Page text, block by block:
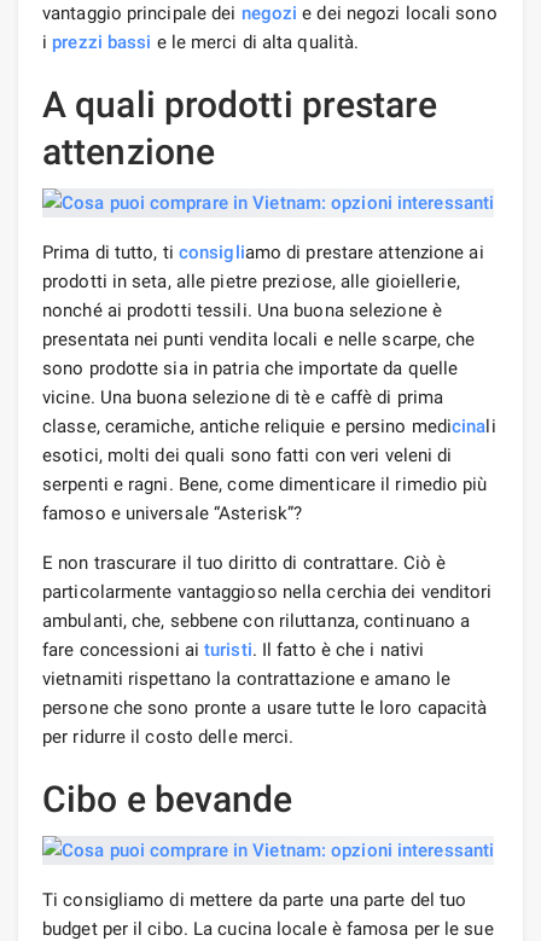
vantaggio principale dei negozi e dei negozi locali sono
i prezzi bassi e le merci di alta qualità.
A quali prodotti prestare
attenzione
Prima di tutto, ti consigliamo di prestare attenzione ai
prodotti in seta, alle pietre preziose, alle gioiellerie,
nonché ai prodotti tessili. Una buona selezione è
presentata nei punti vendita locali e nelle scarpe, che
sono prodotte sia in patria che importate da quelle
vicine. Una buona selezione di tè e caffè di prima
classe, ceramiche, antiche reliquie e persino medicinali
esotici, molti dei quali sono fatti con veri veleni di
serpenti e ragni. Bene, come dimenticare il rimedio più
famoso e universale “Asterisk”?
E non trascurare il tuo diritto di contrattare. Ciò è
particolarmente vantaggioso nella cerchia dei venditori
ambulanti, che, sebbene con riluttanza, continuano a
fare concessioni ai turisti. Il fatto è che i nativi
vietnamiti rispettano la contrattazione e amano le
persone che sono pronte a usare tutte le loro capacità
per ridurre il costo delle merci.
Cibo e bevande
Ti consigliamo di mettere da parte una parte del tuo
budget per il cibo. La cucina locale è famosa per le sue